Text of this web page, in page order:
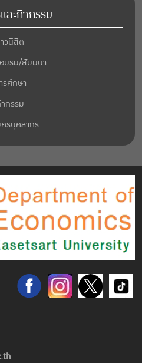
ละกิจกรรม
วนิสิต
บรม/สัมมนา
รศึกษา
กรรม
รบุคลากร